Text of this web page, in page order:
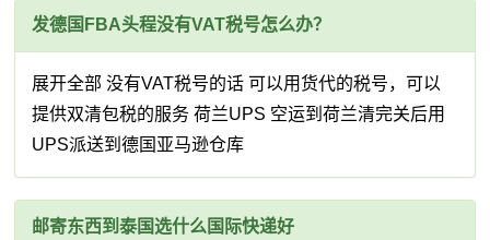
发德国FBA头程没有VAT税号怎么办？
展开全部 没有VAT税号的话 可以用货代的税号，可以
提供双清包税的服务 荷兰UPS 空运到荷兰清完关后用
UPS派送到德国亚马逊仓库
邮寄东西到泰国选什么国际快递好